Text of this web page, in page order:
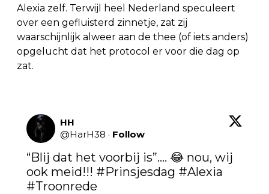
Alexia zelf. Terwijl heel Nederland speculeert
over een gefluisterd zinnetje, zat zij
waarschijnlijk alweer aan de thee (of iets anders)
opgelucht dat het protocol er voor die dag op
zat.
HH
@HarH38 · Follow
“Blij dat het voorbij is”…. 😂 nou, wij
ook meid!!! #Prinsjesdag #Alexia
#Troonrede